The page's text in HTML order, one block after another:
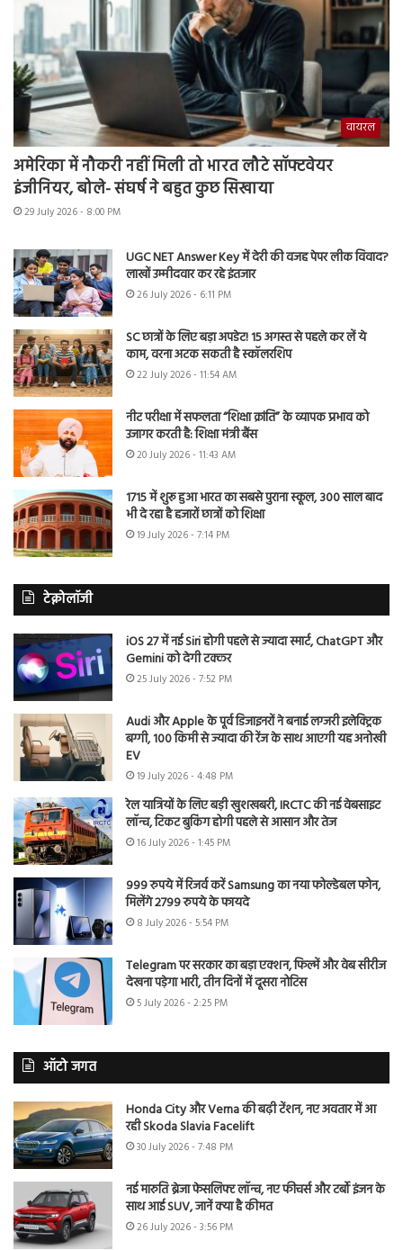
वायरल
अमेरिका में नौकरी नहीं मिली तो भारत लौटे सॉफ्टवेयर
इंजीनियर, बोले- संघर्ष ने बहुत कुछ सिखाया
29 July 2026 - 8:00 PM
UGC NET Answer Key में देरी की वजह पेपर लीक विवाद?
लाखों उम्मीदवार कर रहे इंतजार
26 July 2026 - 6:11 PM
SC छात्रों के लिए बड़ा अपडेट! 15 अगस्त से पहले कर लें ये
काम, वरना अटक सकती है स्कॉलरशिप
22 July 2026 - 11:54 AM
नीट परीक्षा में सफलता “शिक्षा क्रांति” के व्यापक प्रभाव को
उजागर करती है: शिक्षा मंत्री बैंस
20 July 2026 - 11:43 AM
1715 में शुरू हुआ भारत का सबसे पुराना स्कूल, 300 साल बाद
भी दे रहा है हजारों छात्रों को शिक्षा
19 July 2026 - 7:14 PM
टेक्नोलॉजी
iOS 27 में नई Siri होगी पहले से ज्यादा स्मार्ट, ChatGPT और
Gemini को देगी टक्कर
25 July 2026 - 7:52 PM
Audi और Apple के पूर्व डिजाइनरों ने बनाई लग्जरी इलेक्ट्रिक
बग्गी, 100 किमी से ज्यादा की रेंज के साथ आएगी यह अनोखी
EV
19 July 2026 - 4:48 PM
रेल यात्रियों के लिए बड़ी खुशखबरी, IRCTC की नई वेबसाइट
लॉन्च, टिकट बुकिंग होगी पहले से आसान और तेज
16 July 2026 - 1:45 PM
999 रुपये में रिजर्व करें Samsung का नया फोल्डेबल फोन,
मिलेंगे 2799 रुपये के फायदे
8 July 2026 - 5:54 PM
Telegram पर सरकार का बड़ा एक्शन, फिल्में और वेब सीरीज
देखना पड़ेगा भारी, तीन दिनों में दूसरा नोटिस
5 July 2026 - 2:25 PM
ऑटो जगत
Honda City और Verna की बढ़ी टेंशन, नए अवतार में आ
रही Skoda Slavia Facelift
30 July 2026 - 7:48 PM
नई मारुति ब्रेजा फेसलिफ्ट लॉन्च, नए फीचर्स और टर्बो इंजन के
साथ आई SUV, जानें क्या है कीमत
26 July 2026 - 3:56 PM